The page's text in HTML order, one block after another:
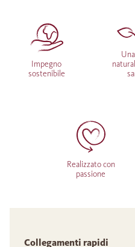
Impegno
sostenibile
Realizzato con
passione
Collegamenti rapidi